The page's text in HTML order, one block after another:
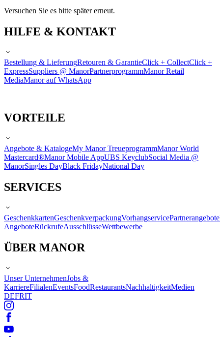
Versuchen Sie es bitte später erneut.
HILFE & KONTAKT
Bestellung & LieferungRetouren & GarantieClick + CollectClick +
ExpressSuppliers @ ManorPartnerprogrammManor Retail
MediaManor auf WhatsApp
VORTEILE
Angebote & KatalogeMy Manor TreueprogrammManor World
Mastercard®Manor Mobile AppUBS KeyclubSocial Media @
ManorSingles DayBlack FridayNational Day
SERVICES
GeschenkkartenGeschenkverpackungVorhangservicePartnerangebote
AngeboteRückrufeAusschlüsseWettbewerbe
ÜBER MANOR
Unser UnternehmenJobs &
KarriereFilialenEventsFoodRestaurantsNachhaltigkeitMedien
DEFRIT